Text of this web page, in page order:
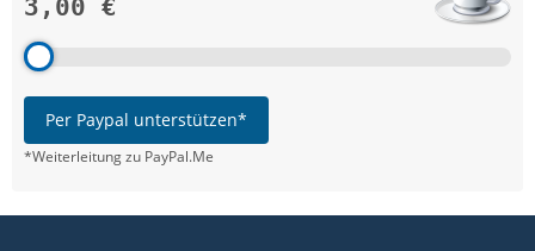
3,00 €
Per Paypal unterstützen*
*Weiterleitung zu PayPal.Me